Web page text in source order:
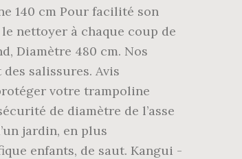
140 cm Pour facilité son
nettoyer à chaque coup de
Diamètre 480 cm. Nos
salissures. Avis
votre trampoline
de diamètre de l’asse
jardin, en plus
enfants, de saut. Kangui -